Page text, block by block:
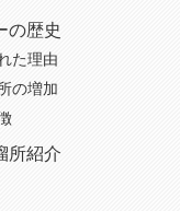
の歴史
た理由
の増加
所紹介